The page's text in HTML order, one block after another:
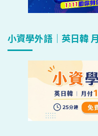
小資學外語｜英日韓